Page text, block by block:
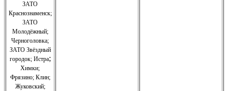
ЗАТО
Краснознаменск;
ЗАТО
Молодёжный;
Черноголовка;
ЗАТО Звёздный
городок; Истра;
Химки;
Фрязино;Клин;
Жуковский;